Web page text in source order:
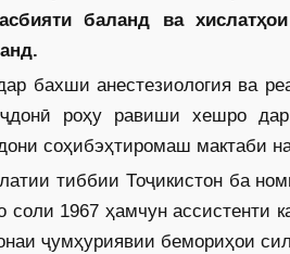
баланд ва
бахши анестезиология ва
роҳу равиши хешро
соҳибэҳтиромаш мактаби
тиббии Тоҷикистон ба
соли 1967 ҳамчун
ҷумҳуриявии бемориҳои